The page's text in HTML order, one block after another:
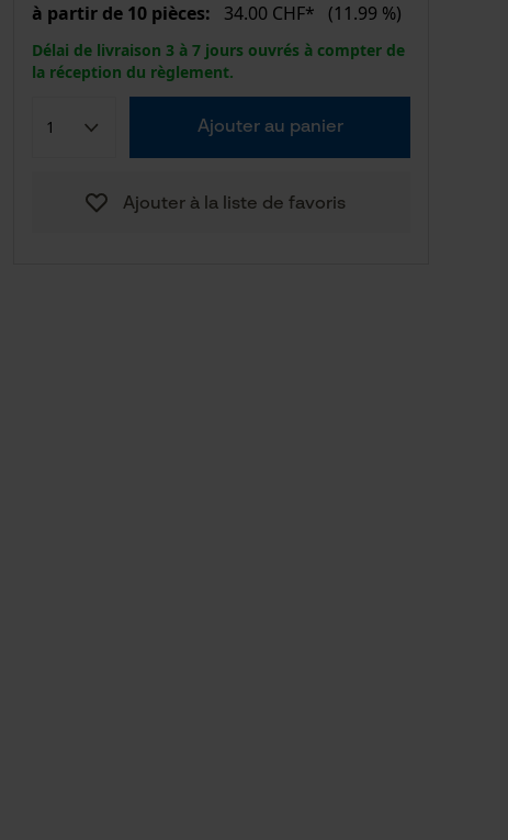
à partir de 10 pièces: 34.00 CHF* (11.99 %)
Délai de livraison 3 à 7 jours ouvrés à compter de
la réception du règlement.
Ajouter au panier
Ajouter à la liste de favoris